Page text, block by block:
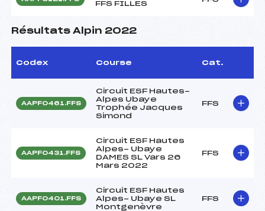
FFS FILLES
Résultats Alpin 2022
Codex Course Cat.
AAPF0461.FFS
Circuit ESF Hautes-
Alpes Ubaye
Trophée Jacques
Simond
FFS
AAPF0431.FFS
Circuit ESF Hautes
Alpes- Ubaye
DAMES SL Vars 26
Mars 2022
FFS
AAPF0401.FFS
Circuit ESF Hautes
Alpes- Ubaye SL
Montgenèvre
FFS